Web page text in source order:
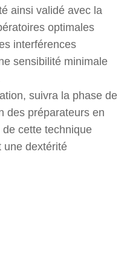
ainsi validé avec la
optimales
interférences
sensibilité minimale
suivra la phase de
des préparateurs en
de cette technique
une dextérité